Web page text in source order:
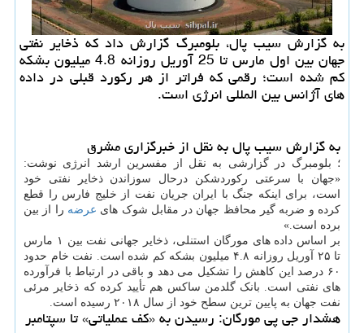
به گزارش سیب پال، بلومبرگ گزارش داد که ذخایر نفتی
جهان بین اول مارس تا 25 آوریل روزانه 4.8 میلیون بشکه
کم شده است؛ رقمی که فراتر از هر رکورد قبلی در داده
های آژانس بین المللی انرژی است.
به گزارش سیب پال به نقل از خبرگزاری مشرق
؛ بلومبرگ در گزارشی به نقل از مفسرین ارشد انرژی نوشت:
«جهان با سرعتی رکوردشکن درحال سوزاندن ذخایر نفتی خود
است، برای اینکه جنگ با ایران جریان نفت از خلیج فارس را قطع
کرده و ضربه گیر محافظ جهان در مقابل شوک های عرضه را از بین
برده است.»
بر اساس داده های مورگان استنلی، ذخایر جهانی نفت بین ۱ مارس
تا ۲۵ آوریل روزانه ۴.۸ میلیون بشکه کم شده است. نفت خام حدود
۶۰ درصد این کاهش را تشکیل می دهد و باقی در ارتباط با فرآورده
های نفتی است. بانک گلدمن ساکس هم تأیید کرده که ذخایر مرئی
نفت جهان به پایین ترین سطح خود از سال ۲۰۱۸ رسیده است.
هشدار جی پی مورگان: رسیدن به «کف عملیاتی» تا سپتامبر